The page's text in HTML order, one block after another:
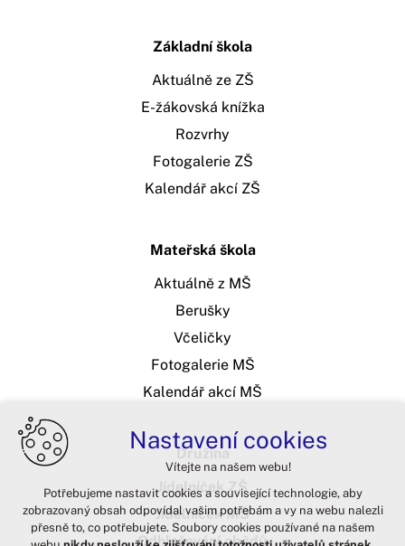
Základní škola
Aktuálně ze ZŠ
E-žákovská knížka
Rozvrhy
Fotogalerie ZŠ
Kalendář akcí ZŠ
Mateřská škola
Aktuálně z MŠ
Berušky
Včeličky
Fotogalerie MŠ
Kalendář akcí MŠ
Družina
Jídelníček ZŠ
Jídelníček MŠ
Odhlašování obědů
Nastavení cookies
Vítejte na našem webu!
Potřebujeme nastavit cookies a související technologie, aby
zobrazovaný obsah odpovídal vašim potřebám a vy na webu nalezli
přesně to, co potřebujete. Soubory cookies používané na našem